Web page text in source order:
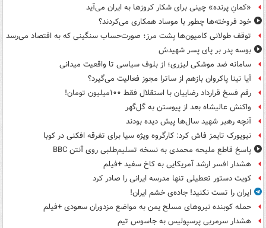
«کمانِ پرنده» چینی برای شکار کروزها به ایران می‌آید
خود فروخته‌ها چطور با موساد همکاری می‌کردند؟
توقف طولانی کامیون‌ها پشت مرز؛ صورت‌حساب سنگینی که به اقتصاد می‌رسد
بوسه‌ پدر بر پای پسر شهیدش
سامانه ضد موشکی لیزری؛ از بلوف سیاسی تا واقعیت میدانی
آیا تینا پاکروان بازهم از ساترا مجوز فعالیت می‌گیرد؟
رقم فسخ قرارداد رضاییان با استقلال فقط ۱۰۰میلیون تومان!
واکنش عالیشاه بعد از پیوستن به گل‌گهر
آنچه رهبر شهید سال‌ها پیش دیده بودند
نیویورک تایمز فاش کرد: کارگروه ویژه سیا برای تفرقه افکنی در کوبا
پاسخ قاطع ملیحه محمدی به نسخه تسلیم‌طلبی روی آنتن BBC
هشدار افسر ارشد آمریکایی به کاخ سفید +فیلم
کویت دستور تعطیلی تنها مدرسه ایرانی را صادر کرد
ایران را تست نکنید! جاده‌ی خشم ایران!
حمله کوبنده نیروهای مسلح یمن به مواضع مزدوران سعودی +فیلم
هشدار سرمربی پرسپولیس به جاسوس تیم